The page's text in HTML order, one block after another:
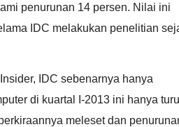
penurunan 14 persen. Nilai ini
IDC melakukan penelitian
IDC sebenarnya hanya
di kuartal I-2013 ini hanya
meleset dan